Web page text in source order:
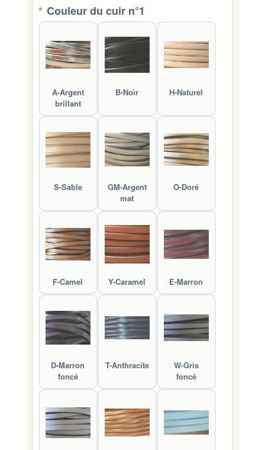
* Couleur du cuir n°1
A-Argent
brillant
B-Noir H-Naturel
S-Sable
GM-Argent
mat
O-Doré
F-Camel Y-Caramel E-Marron
D-Marron
foncé
T-Anthracite
W-Gris
foncé